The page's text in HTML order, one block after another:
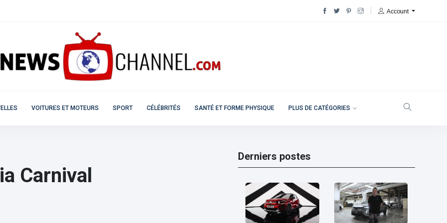
Account
VOITURES ET MOTEURS SPORT CÉLÉBRITÉS SANTÉ ET FORME PHYSIQUE PLUS DE CATÉGORIES
Carnival
Derniers postes